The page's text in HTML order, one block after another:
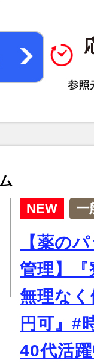
NEW 一
【薬の
管理】
無理な
円可』#
40代活